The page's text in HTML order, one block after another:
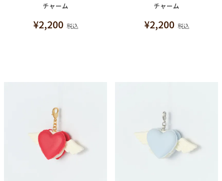
チャーム
¥2,200 税込
チャーム
¥2,200 税込